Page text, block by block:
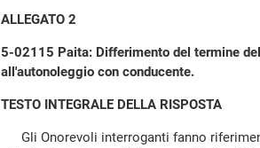
ALLEGATO 2
5-02115 Paita: Differimento del termine
all'autonoleggio con conducente.
TESTO INTEGRALE DELLA RISPOSTA
Gli Onorevoli interroganti fanno